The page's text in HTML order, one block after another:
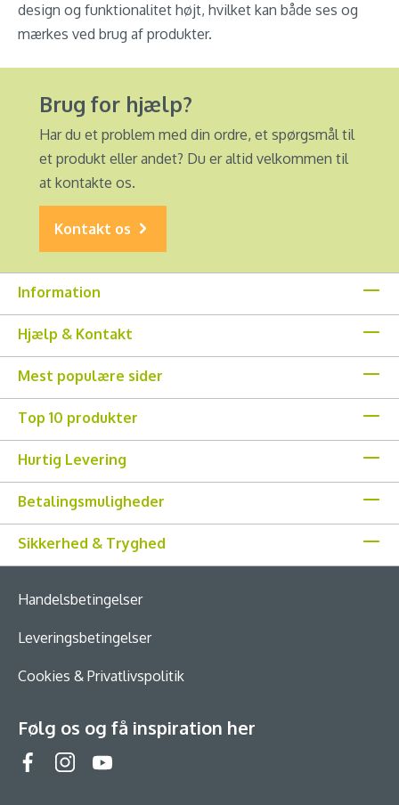
design og funktionalitet højt, hvilket kan både ses og
mærkes ved brug af produkter.
Brug for hjælp?
Har du et problem med din ordre, et spørgsmål til
et produkt eller andet? Du er altid velkommen til
at kontakte os.
Kontakt os
Information
Hjælp & Kontakt
Mest populære sider
Top 10 produkter
Hurtig Levering
Betalingsmuligheder
Sikkerhed & Tryghed
Handelsbetingelser
Leveringsbetingelser
Cookies & Privatlivspolitik
Følg os og få inspiration her